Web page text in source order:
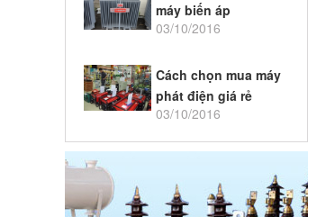
máy biến áp
03/10/2016
Cách chọn mua máy
phát điện giá rẻ
03/10/2016